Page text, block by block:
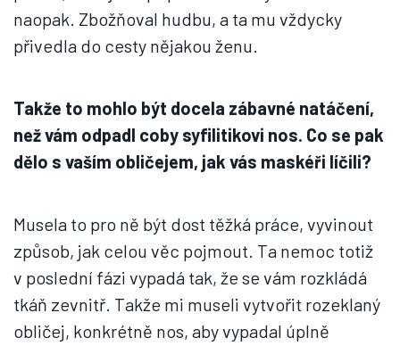
naopak. Zbožňoval hudbu, a ta mu vždycky
přivedla do cesty nějakou ženu.
Takže to mohlo být docela zábavné natáčení,
než vám odpadl coby syfilitikovi nos. Co se pak
dělo s vaším obličejem, jak vás maskéři líčili?
Musela to pro ně být dost těžká práce, vyvinout
způsob, jak celou věc pojmout. Ta nemoc totiž
v poslední fázi vypadá tak, že se vám rozkládá
tkáň zevnitř. Takže mi museli vytvořit rozeklaný
obličej, konkrétně nos, aby vypadal úplně